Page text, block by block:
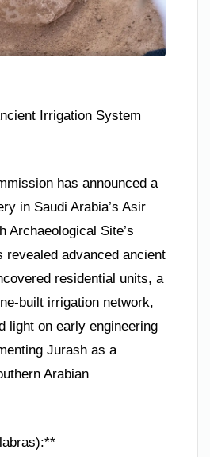
Irrigation System
has announced a
in Saudi Arabia’s Asir
Archaeological Site’s
revealed advanced ancient
residential units, a
built irrigation network,
light on early engineering
Jurash as a
Arabian